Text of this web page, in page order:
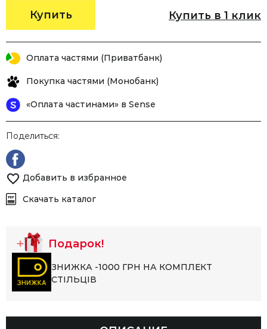
Купить Купить в 1 клик
Оплата частями (Приватбанк)
Покупка частями (Монобанк)
«Оплата частинами» в Sense
Поделиться:
Добавить в избранное
Скачать каталог
Подарок!
ЗНИЖКА -1000 ГРН НА КОМПЛЕКТ
СТІЛЬЦІВ